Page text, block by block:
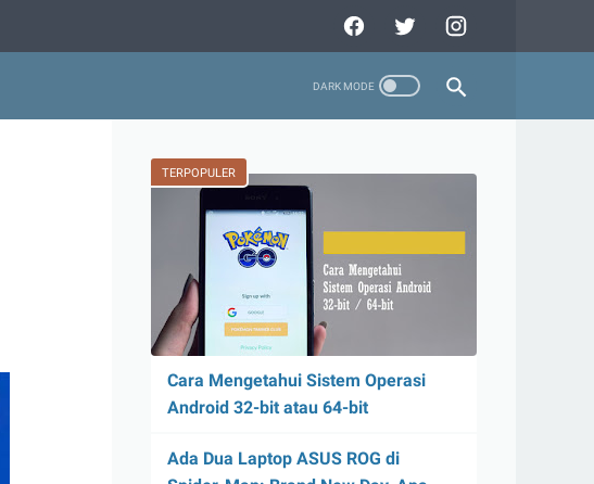
TERPOPULER
Cara Mengetahui Sistem Operasi
Android 32-bit atau 64-bit
Ada Dua Laptop ASUS ROG di